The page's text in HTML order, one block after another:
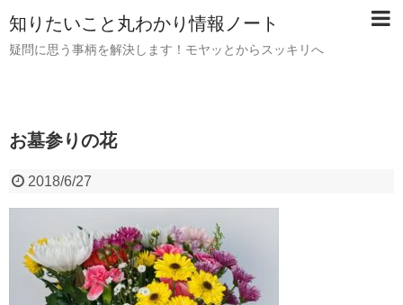
知りたいこと丸わかり情報ノート
疑問に思う事柄を解決します！モヤッとからスッキリへ
お墓参りの花
2018/6/27